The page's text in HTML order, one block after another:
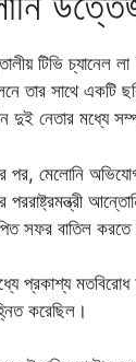
টিভি চ্যানেল
তার সাথে একটি
দুই নেতার মধ্যে
পর, মেলোনি
সফর বাতিল
প্রকাশ্য
করেছিল।